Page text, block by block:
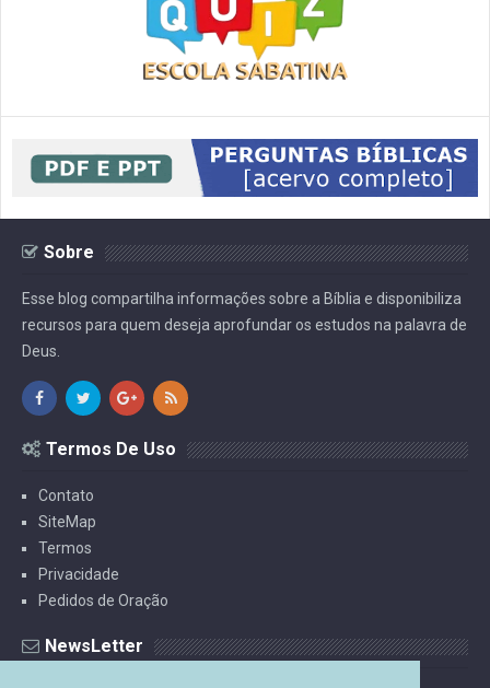
Sobre
Esse blog compartilha informações sobre a Bíblia e disponibiliza
recursos para quem deseja aprofundar os estudos na palavra de
Deus.
Termos De Uso
Contato
SiteMap
Termos
Privacidade
Pedidos de Oração
NewsLetter